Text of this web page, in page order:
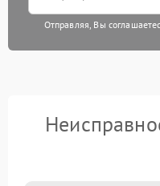
Отправляя, Вы